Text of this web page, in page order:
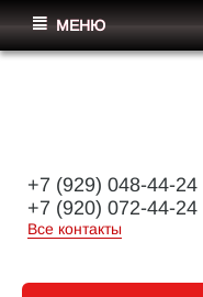
+7 (929) 048-44-24
+7 (920) 072-44-24
Все контакты
МЕНЮ